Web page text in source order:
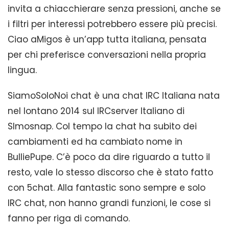
invita a chiacchierare senza pressioni, anche se
i filtri per interessi potrebbero essere più precisi.
Ciao aMigos è un’app tutta italiana, pensata
per chi preferisce conversazioni nella propria
lingua.
SiamoSoloNoi chat è una chat IRC Italiana nata
nel lontano 2014 sul IRCserver Italiano di
SImosnap. Col tempo la chat ha subito dei
cambiamenti ed ha cambiato nome in
BulliePupe. C’è poco da dire riguardo a tutto il
resto, vale lo stesso discorso che è stato fatto
con 5chat. Alla fantastic sono sempre e solo
IRC chat, non hanno grandi funzioni, le cose si
fanno per riga di comando.